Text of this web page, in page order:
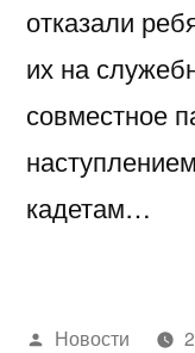
отказали
их на
совместное
кадетам…
Написано
Новости